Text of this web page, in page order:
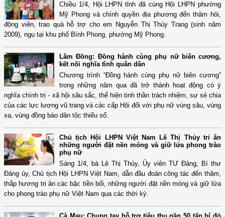
Chiều 1/4, Hội LHPN tỉnh đã cùng Hội LHPN phường
Mỹ Phong và chính quyền địa phương đến thăm hỏi,
động viên, trao quà hỗ trợ cho em Nguyễn Thị Thùy Trang (sinh năm
2009), ngụ tại khu phố Bình Phong, phường Mỹ Phong.
Lâm Đồng: Đồng hành cùng phụ nữ biên cương,
kết nối nghĩa tình quân dân
Chương trình “Đồng hành cùng phụ nữ biên cương”
trong những năm qua đã trở thành hoạt động có ý
nghĩa chính trị - xã hội sâu sắc, thể hiện tinh thần trách nhiệm, sự sẻ chia
của các lực lượng vũ trang và các cấp Hội đối với phụ nữ vùng sâu, vùng
xa, vùng đồng bào dân tộc thiểu số.
Chủ tịch Hội LHPN Việt Nam Lê Thị Thủy tri ân
những người đặt nền móng và giữ lửa phong trào
phụ nữ
Sáng 1/4, bà Lê Thị Thủy, Ủy viên TƯ Đảng, Bí thư
Đảng ủy, Chủ tịch Hội LHPN Việt Nam, dẫn đầu đoàn công tác đến thăm,
thắp hương tri ân các bậc tiền bối, những người đặt nền móng và giữ lửa
cho phong trào phụ nữ Việt Nam qua các thời kỳ.